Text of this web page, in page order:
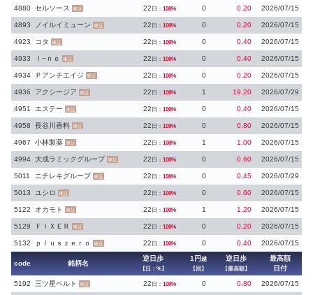
4880 セルソース 東証 22 日： 100% 0 0.20 2026/07/15
4893 ノイルイミューン 東証 22 日： 100% 0 0.20 2026/07/15
4923 コタ 東証 22 日： 100% 0 0.40 2026/07/15
4933 Ｉ−ｎｅ 東証 22 日： 100% 0 0.40 2026/07/15
4934 Ｐアンチエイジ 東証 22 日： 100% 0 0.20 2026/07/15
4936 アクシージア 東証 22 日： 100% 1 19.20 2026/07/29
4951 エステー 東証 22 日： 100% 0 0.40 2026/07/15
4958 長谷川香料 東証 22 日： 100% 0 0.80 2026/07/15
4967 小林製薬 東証 22 日： 100% 1 1.00 2026/07/15
4994 大成ラミックグループ 東証 22 日： 100% 0 0.60 2026/07/15
5011 ニチレキグループ 東証 22 日： 100% 0 0.45 2026/07/29
5013 ユシロ 東証 22 日： 100% 0 0.60 2026/07/15
5122 オカモト 東証 22 日： 100% 1 1.20 2026/07/15
5129 ＦＩＸＥＲ 東証 22 日： 100% 0 0.20 2026/07/15
5132 ｐｌｕｓｚｅｒｏ 東証 22 日： 100% 0 0.40 2026/07/15
code 銘柄名
逆日歩
【日：%】
1円 越
【回】
逆日歩
【最高額】
最高額
日付
5192
三ツ星ベルト 東証 22 日： 100% 0 0.80 2026/07/15